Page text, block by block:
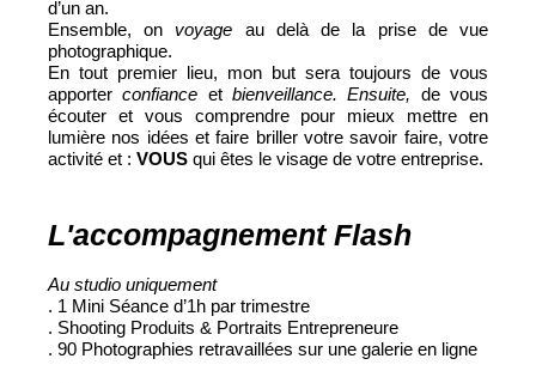
d’un an.
Ensemble, on voyage au delà de la prise de vue
photographique.
En tout premier lieu, mon but sera toujours de vous
apporterconfiance etbienveillance. Ensuite, de vous
écouter et vous comprendre pour mieux mettre en
lumière nos idées et faire briller votre savoir faire, votre
activité et : VOUS qui êtes le visage de votre entreprise.
L'accompagnement Flash
Au studio uniquement
. 1 Mini Séance d’1h par trimestre
. Shooting Produits & Portraits Entrepreneure
. 90 Photographies retravaillées sur une galerie en ligne